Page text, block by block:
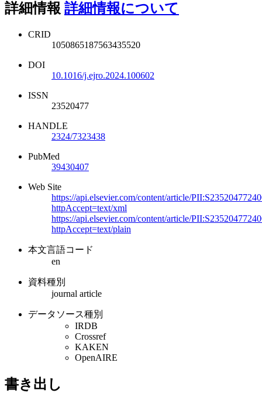
詳細情報 詳細情報について
CRID
1050865187563435520
DOI
10.1016/j.ejro.2024.100602
ISSN
23520477
HANDLE
2324/7323438
PubMed
39430407
Web Site
https://api.elsevier.com/content/article/
httpAccept=text/xml
https://api.elsevier.com/content/article/
httpAccept=text/plain
本文言語コード
en
資料種別
journal article
データソース種別
IRDB
Crossref
KAKEN
OpenAIRE
書き出し